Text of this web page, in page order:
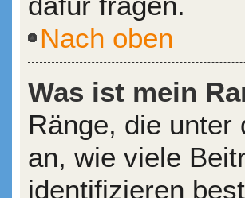
Nach oben
Was ist mein
Ränge, die unter
an, wie viele
identifizieren